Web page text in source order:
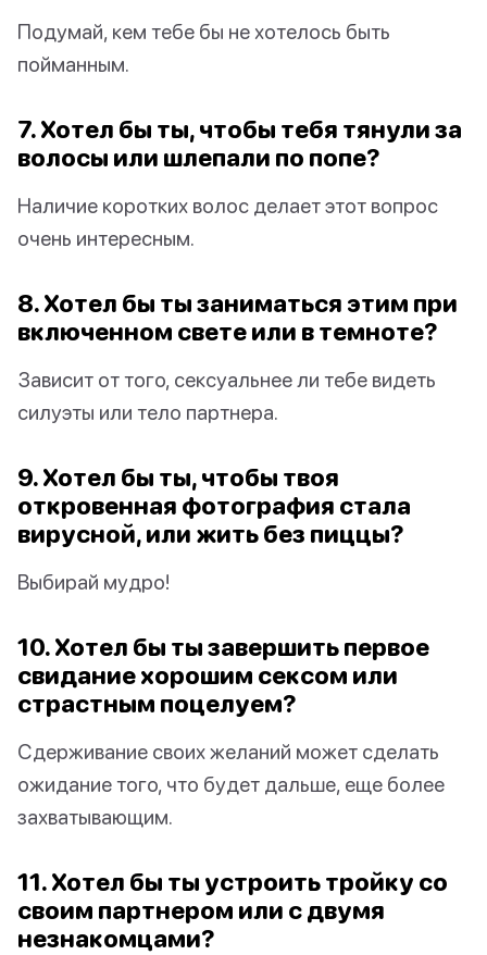
Подумай, кем тебе бы не хотелось быть
пойманным.
7. Хотел бы ты, чтобы тебя тянули за
волосы или шлепали по попе?
Наличие коротких волос делает этот вопрос
очень интересным.
8. Хотел бы ты заниматься этим при
включенном свете или в темноте?
Зависит от того, сексуальнее ли тебе видеть
силуэты или тело партнера.
9. Хотел бы ты, чтобы твоя
откровенная фотография стала
вирусной, или жить без пиццы?
Выбирай мудро!
10. Хотел бы ты завершить первое
свидание хорошим сексом или
страстным поцелуем?
Сдерживание своих желаний может сделать
ожидание того, что будет дальше, еще более
захватывающим.
11. Хотел бы ты устроить тройку со
своим партнером или с двумя
незнакомцами?